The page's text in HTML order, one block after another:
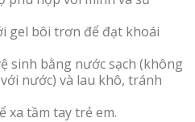
gel bôi trơn để đạt khoái
sinh bằng nước sạch (không
nước) và lau khô, tránh
xa tầm tay trẻ em.